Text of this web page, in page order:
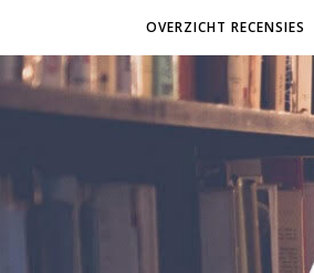
OVERZICHT RECENSIES